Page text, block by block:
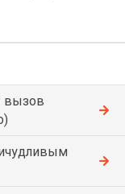
вызов